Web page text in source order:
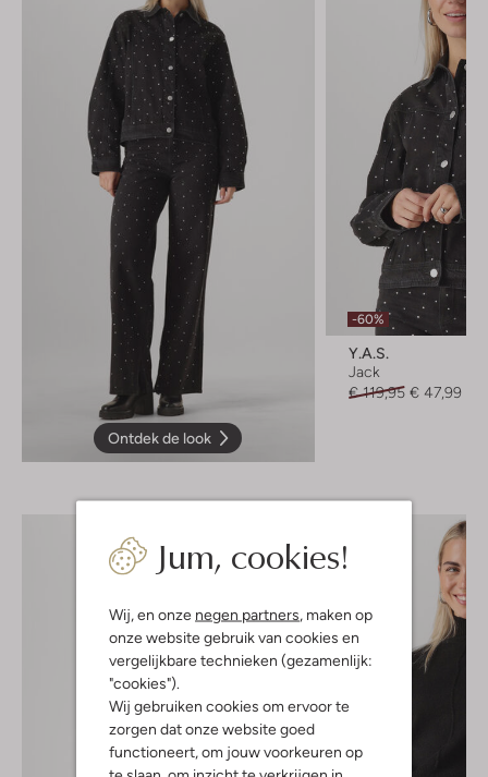
Jum, cookies!
Wij, en onze negen partners, maken op
onze website gebruik van cookies en
vergelijkbare technieken (gezamenlijk:
"cookies").
Wij gebruiken cookies om ervoor te
zorgen dat onze website goed
functioneert, om jouw voorkeuren op
Ontdek de look
-60%
Y.a.s.
Jack
€ 119,95 € 47,99